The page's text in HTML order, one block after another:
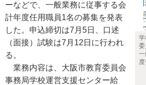
ーなどで、一般業務に従事する会
計年度任用職員1名の募集を発表
した。申込締切は7月5日、口述
（面接）試験は7月12日に行われ
る。
業務内容は、大阪市教育委員会
事務局学校運営支援センター給